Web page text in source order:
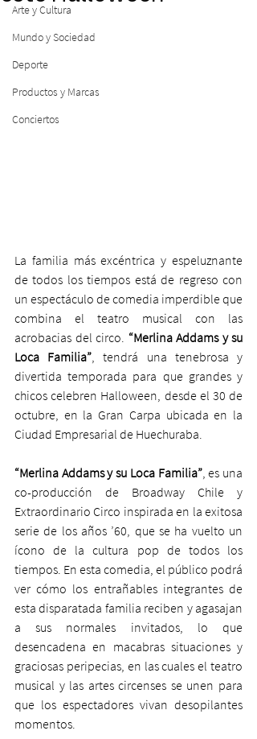
Arte y Cultura
Mundo y Sociedad
Deporte
Productos y Marcas
Conciertos
La familia más excéntrica y espeluznante
de todos los tiempos está de regreso con
un espectáculo de comedia imperdible que
combina el teatro musical con las
acrobacias del circo. “Merlina Addams y su
Loca Familia”, tendrá una tenebrosa y
divertida temporada para que grandes y
chicos celebren Halloween, desde el 30 de
octubre, en la Gran Carpa ubicada en la
Ciudad Empresarial de Huechuraba.
“Merlina Addams y su Loca Familia”, es una
co-producción de Broadway Chile y
Extraordinario Circo inspirada en la exitosa
serie de los años ’60, que se ha vuelto un
ícono de la cultura pop de todos los
tiempos. En esta comedia, el público podrá
ver cómo los entrañables integrantes de
esta disparatada familia reciben y agasajan
a sus normales invitados, lo que
desencadena en macabras situaciones y
graciosas peripecias, en las cuales el teatro
musical y las artes circenses se unen para
que los espectadores vivan desopilantes
momentos.